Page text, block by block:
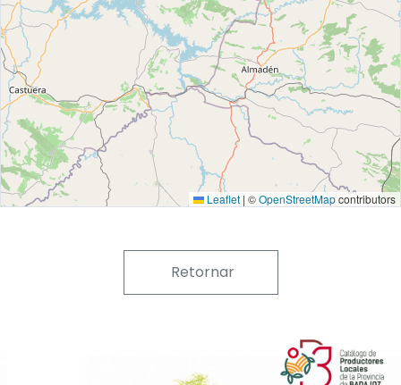
Leaflet | ©OpenStreetMapcontributors
Retornar